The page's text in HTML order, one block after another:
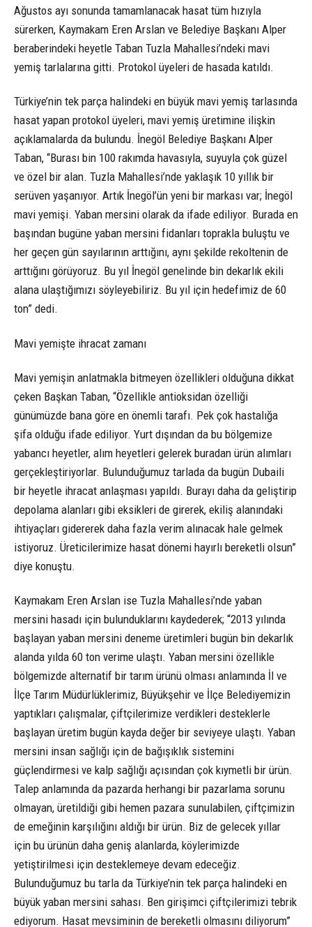
Ağustos ayı sonunda tamamlanacak hasat tüm hızıyla
sürerken, Kaymakam Eren Arslan ve Belediye Başkanı Alper
beraberindeki heyetle Taban Tuzla Mahallesi’ndeki mavi
yemiş tarlalarına gitti. Protokol üyeleri de hasada katıldı.
Türkiye’nin tek parça halindeki en büyük mavi yemiş tarlasında
hasat yapan protokol üyeleri, mavi yemiş üretimine ilişkin
açıklamalarda da bulundu. İnegöl Belediye Başkanı Alper
Taban, “Burası bin 100 rakımda havasıyla, suyuyla çok güzel
ve özel bir alan. Tuzla Mahallesi’nde yaklaşık 10 yıllık bir
serüven yaşanıyor. Artık İnegöl’ün yeni bir markası var; İnegöl
mavi yemişi. Yaban mersini olarak da ifade ediliyor. Burada en
başından bugüne yaban mersini fidanları toprakla buluştu ve
her geçen gün sayılarının arttığını, aynı şekilde rekoltenin de
arttığını görüyoruz. Bu yıl İnegöl genelinde bin dekarlık ekili
alana ulaştığımızı söyleyebiliriz. Bu yıl için hedefimiz de 60
ton” dedi.
Mavi yemişte ihracat zamanı
Mavi yemişin anlatmakla bitmeyen özellikleri olduğuna dikkat
çeken Başkan Taban, “Özellikle antioksidan özelliği
günümüzde bana göre en önemli tarafı. Pek çok hastalığa
şifa olduğu ifade ediliyor. Yurt dışından da bu bölgemize
yabancı heyetler, alım heyetleri gelerek buradan ürün alımları
gerçekleştiriyorlar. Bulunduğumuz tarlada da bugün Dubaili
bir heyetle ihracat anlaşması yapıldı. Burayı daha da geliştirip
depolama alanları gibi eksikleri de girerek, ekiliş alanındaki
ihtiyaçları gidererek daha fazla verim alınacak hale gelmek
istiyoruz. Üreticilerimize hasat dönemi hayırlı bereketli olsun”
diye konuştu.
Kaymakam Eren Arslan ise Tuzla Mahallesi’nde yaban
mersini hasadı için bulunduklarını kaydederek; “2013 yılında
başlayan yaban mersini deneme üretimleri bugün bin dekarlık
alanda yılda 60 ton verime ulaştı. Yaban mersini özellikle
bölgemizde alternatif bir tarım ürünü olması anlamında İl ve
İlçe Tarım Müdürlüklerimiz, Büyükşehir ve İlçe Belediyemizin
yaptıkları çalışmalar, çiftçilerimize verdikleri desteklerle
başlayan üretim bugün kayda değer bir seviyeye ulaştı. Yaban
mersini insan sağlığı için de bağışıklık sistemini
güçlendirmesi ve kalp sağlığı açısından çok kıymetli bir ürün.
Talep anlamında da pazarda herhangi bir pazarlama sorunu
olmayan, üretildiği gibi hemen pazara sunulabilen, çiftçimizin
de emeğinin karşılığını aldığı bir ürün. Biz de gelecek yıllar
için bu ürünün daha geniş alanlarda, köylerimizde
yetiştirilmesi için desteklemeye devam edeceğiz.
Bulunduğumuz bu tarla da Türkiye’nin tek parça halindeki en
büyük yaban mersini sahası. Ben girişimci çiftçilerimizi tebrik
ediyorum. Hasat mevsiminin de bereketli olmasını diliyorum”